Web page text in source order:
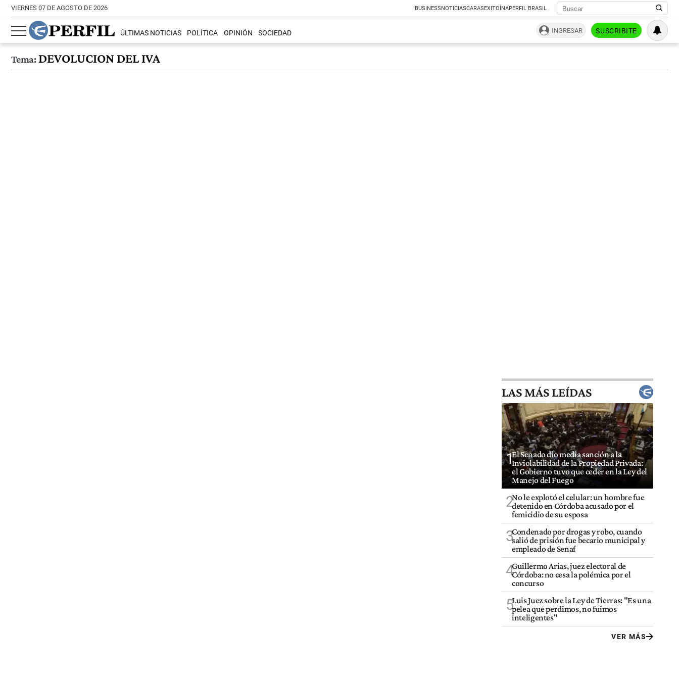
VIERNES 07 DE AGOSTO DE 2026 BUSINESSNOTICIASCARASEXITOÍNAPERFIL BRASIL
ÚLTIMAS NOTICIAS POLÍTICA OPINIÓN SOCIEDAD INGRESAR SUSCRIBITE
Tema:DEVOLUCION DEL IVA
LAS MÁS LEÍDAS
1El Senado dio media sanción a la
Inviolabilidad de la Propiedad Privada:
el Gobierno tuvo que ceder en la Ley del
Manejo del Fuego
2No le explotó el celular: un hombre fue
detenido en Córdoba acusado por el
femicidio de su esposa
3Condenado por drogas y robo, cuando
salió de prisión fue becario municipal y
empleado de Senaf
4Guillermo Arias, juez electoral de
Córdoba: no cesa la polémica por el
concurso
5Luis Juez sobre la Ley de Tierras: "Es una
pelea que perdimos, no fuimos
inteligentes"
VER MÁS